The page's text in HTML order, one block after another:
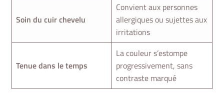
Soin du cuir chevelu
Convient aux personnes
allergiques ou sujettes aux
irritations
Tenue dans le temps
La couleur s’estompe
progressivement, sans
contraste marqué